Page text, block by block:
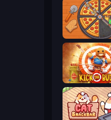
Ring Restaurant
Kick the Buddy